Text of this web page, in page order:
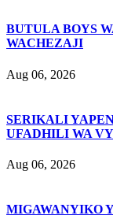
BUTULA BOYS
WACHEZAJI
Aug 06, 2026
SERIKALI
UFADHILI WA
Aug 06, 2026
MIGAWANYIKO